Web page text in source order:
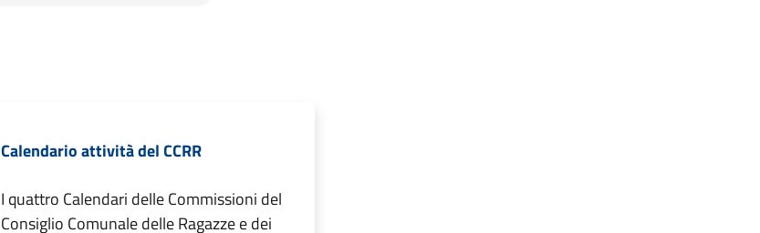
Calendario attività del CCRR
I quattro Calendari delle Commissioni del
Consiglio Comunale delle Ragazze e dei